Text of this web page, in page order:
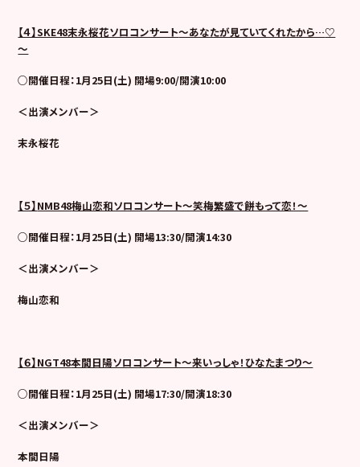
【４】SKE48末永桜花ソロコンサート～あなたが見ていてくれたから…♡
～
○開催日程：1月25日(土) 開場9:00/開演10:00
＜出演メンバー＞
末永桜花
【５】NMB48梅山恋和ソロコンサート～笑梅繁盛で餅もって恋！～
○開催日程：1月25日(土) 開場13:30/開演14:30
＜出演メンバー＞
梅山恋和
【６】NGT48本間日陽ソロコンサート～来いっしゃ！ひなたまつり～
○開催日程：1月25日(土) 開場17:30/開演18:30
＜出演メンバー＞
本間日陽